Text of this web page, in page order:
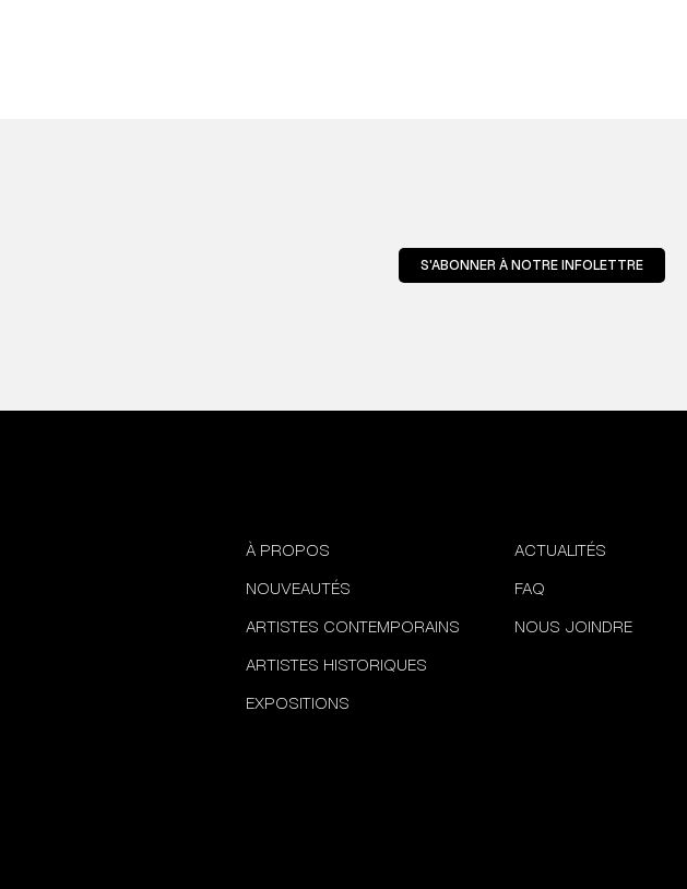
S'ABONNER À NOTRE INFOLETTRE
À PROPOS
NOUVEAUTÉS
ARTISTES CONTEMPORAINS
ARTISTES HISTORIQUES
EXPOSITIONS
ACTUALITÉS
FAQ
NOUS JOINDRE